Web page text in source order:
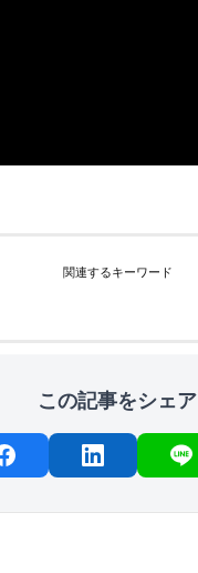
関連するキーワード
この記事をシェア